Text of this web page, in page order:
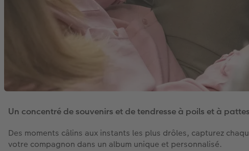
Un concentré de souvenirs et de tendresse à poils et à pattes
Des moments câlins aux instants les plus drôles, capturez
votre compagnon dans un album unique et personnalisé.